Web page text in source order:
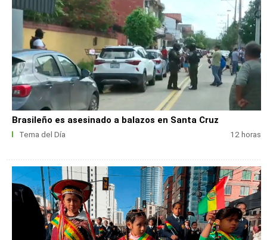
Brasileño es asesinado a balazos en Santa Cruz
Tema del Día 12 horas